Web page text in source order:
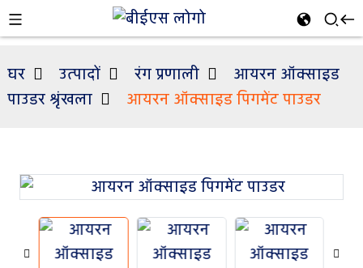
घर उत्पादों रंग प्रणाली
आयरन ऑक्साइड
पाउडर श्रृंखला
आयरन ऑक्साइड पिगमेंट पाउडर